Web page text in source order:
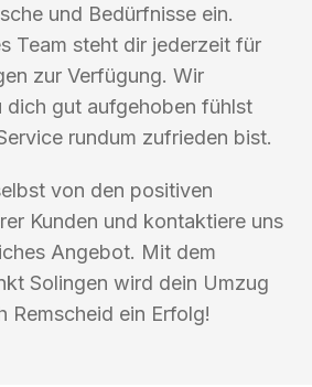
und Bedürfnisse ein.
Team steht dir jederzeit für
zur Verfügung. Wir
dich gut aufgehoben fühlst
rundum zufrieden bist.
von den positiven
Kunden und kontaktiere uns
Angebot. Mit dem
Solingen wird dein Umzug
Remscheid ein Erfolg!